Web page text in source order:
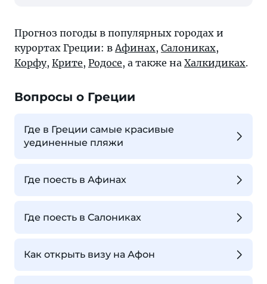
Прогноз погоды в популярных городах и
курортах Греции: вАфинах, Салониках,
Корфу, Крите, Родосе, а также на Халкидиках.
Вопросы о Греции
Где в Греции самые красивые
уединенные пляжи
Где поесть в Афинах
Где поесть в Салониках
Как открыть визу на Афон